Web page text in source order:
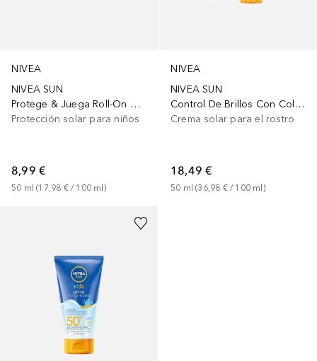
NIVEA
NIVEA SUN
Protege & Juega Roll-On Niños Fps 50+
Protección solar para niños
8,99 €
50 ml (17,98 € / 100 ml )
NIVEA
NIVEA SUN
Control De Brillos Con Color Tono Medio FPS 50
Crema solar para el rostro
18,49 €
50 ml (36,98 € / 100 ml )